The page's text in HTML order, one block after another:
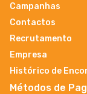
Campanhas
Contactos
Recrutamento
Empresa
Histórico de
Métodos de